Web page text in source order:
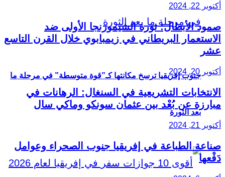
جنوب إفريقيا ترسخ مكانتها كـ”قوة متوسطة” في مرحلة ما
بعد الثورة
أكتوبر 22, 2024
صمود الأبطال: ثورة الشيمورنجا الأولى ضد
الاستعمار البريطاني في زيمبابوي خلال القرن التاسع
عشر
أكتوبر 20, 2024
الانتخابات التشريعية في السنغال: الرهانات في
مبارزة عن بُعْد بين عثمان سونكو وماكي سال
أكتوبر 21, 2024
صناعة الطباعة في إفريقيا جنوب الصحراء وعوامل
دَفْعها